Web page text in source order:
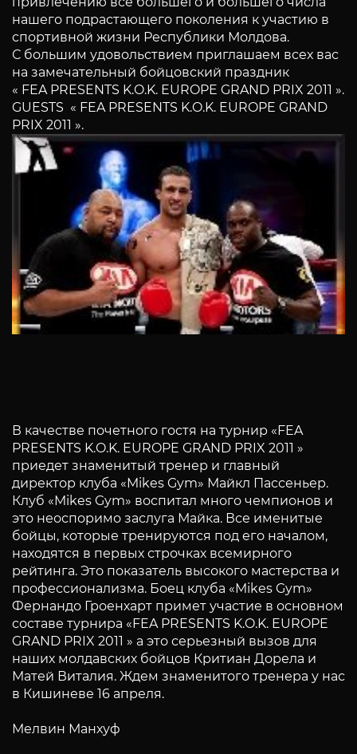
нашего подрастающего поколения к участию в
спортивной жизни Республики Молдова.
С большим удовольствием приглашаем всех вас
на замечательный бойцовский праздник
« FEA PRESENTS K.O.K. EUROPE GRAND PRIX 2011 ».
GUESTS « FEA PRESENTS K.O.K. EUROPE GRAND
PRIX 2011 ».
В качестве почетного гостя на турнир «FEA
PRESENTS K.O.K. EUROPE GRAND PRIX 2011 »
приедет знаменитый тренер и главный
директор клуба «Mikes Gym» Майкл Пассеньер.
Клуб «Mikes Gym» воспитал много чемпионов и
это неоспоримо заслуга Майка. Все именитые
бойцы, которые тренируются под его началом,
находятся в первых строчках всемирного
рейтинга. Это показатель высокого мастерства и
профессионализма. Боец клуба «Mikes Gym»
Фернандо Гроенхарт примет участие в основном
составе турнира «FEA PRESENTS K.O.K. EUROPE
GRAND PRIX 2011 » а это серьезный вызов для
наших молдавских бойцов Критиан Дорела и
Матей Виталия. Ждем знаменитого тренера у нас
в Кишиневе 16 апреля.
Мелвин Манхуф